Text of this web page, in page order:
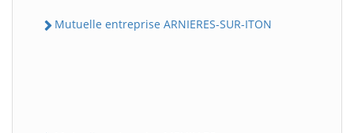
Mutuelle entreprise ARNIERES-SUR-ITON